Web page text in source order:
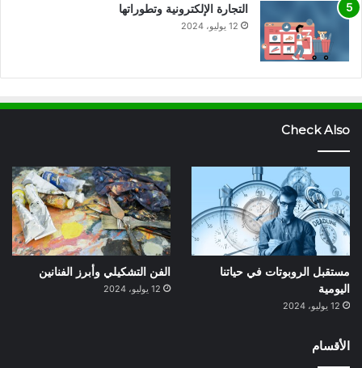
التجارة الإلكترونية وتطوراتها
12 يوليو، 2024
Check Also
مستقبل الروبوتات في حياتنا
اليومية
12 يوليو، 2024
الفن التشكيلي وأبرز الفنانين
12 يوليو، 2024
الأقسام